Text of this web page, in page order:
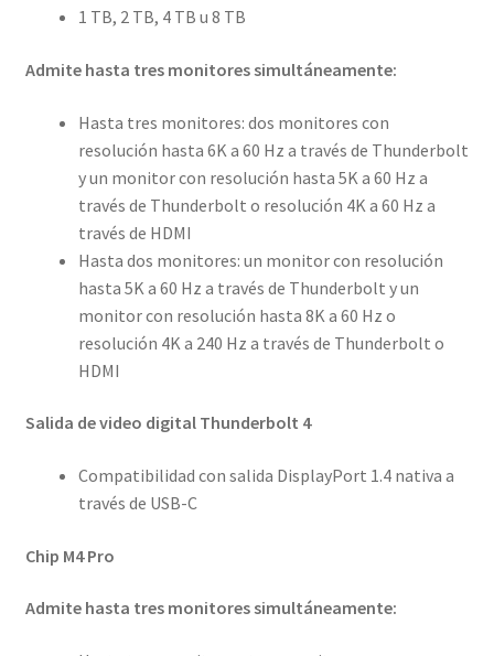
1 TB, 2 TB, 4 TB u 8 TB
Admite hasta tres monitores simultáneamente:
Hasta tres monitores: dos monitores con
resolución hasta 6K a 60 Hz a través de Thunderbolt
y un monitor con resolución hasta 5K a 60 Hz a
través de Thunderbolt o resolución 4K a 60 Hz a
través de HDMI
Hasta dos monitores: un monitor con resolución
hasta 5K a 60 Hz a través de Thunderbolt y un
monitor con resolución hasta 8K a 60 Hz o
resolución 4K a 240 Hz a través de Thunderbolt o
HDMI
Salida de video digital Thunderbolt 4
Compatibilidad con salida DisplayPort 1.4 nativa a
través de USB-C
Chip M4 Pro
Admite hasta tres monitores simultáneamente: